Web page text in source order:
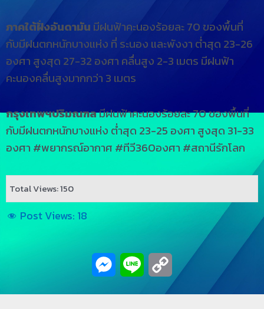
ภาคใต้ฝั่งอันดามัน มีฝนฟ้าคะนองร้อยละ 70 ของพื้นที่
กับมีฝนตกหนักบางแห่ง ที่ ระนอง และพังงา ต่ำสุด 23-26
องศา สูงสุด 27-32 องศา คลื่นสูง 2-3 เมตร มีฝนฟ้า
คะนองคลื่นสูงมากกว่า 3 เมตร
กรุงเทพฯปริมณฑลมีฝนฟ้าคะนองร้อยละ 70 ของพื้นที่
กับมีฝนตกหนักบางแห่ง ต่ำสุด 23-25 องศา สูงสุด 31-33
องศา #พยากรณ์อากาศ #ทีวี360องศา #สถานีรักโลก
Total Views: 150
Post Views: 18
Messenger
Line
Copy
Link